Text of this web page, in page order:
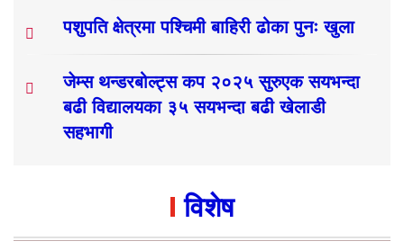
पशुपति क्षेत्रमा पश्चिमी बाहिरी ढोका पुनः खुला
जेम्स थन्डरबोल्ट्स कप २०२५ सुरुएक सयभन्दा
बढी विद्यालयका ३५ सयभन्दा बढी खेलाडी
सहभागी
विशेष